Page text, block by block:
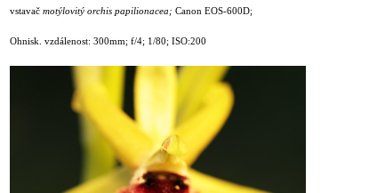
vstavač motýlovitý orchis papilionacea; Canon EOS-600D;
Ohnisk. vzdálenost: 300mm; f/4; 1/80; ISO:200